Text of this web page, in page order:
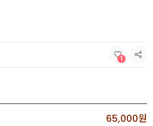
1
65,000원